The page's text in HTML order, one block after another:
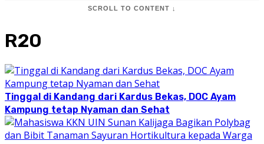
SCROLL TO CONTENT ↓
R20
Tinggal di Kandang dari Kardus Bekas, DOC Ayam
Kampung tetap Nyaman dan Sehat